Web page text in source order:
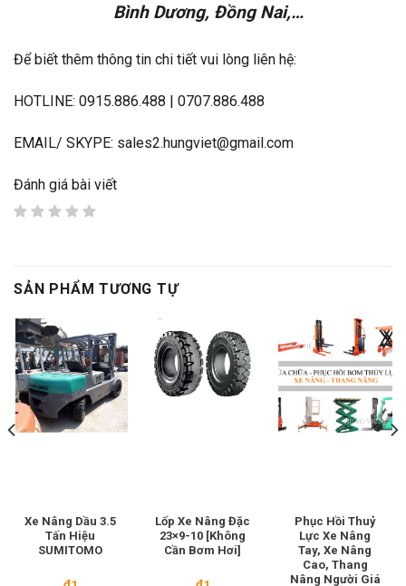
Bình Dương, Đồng Nai,…
Để biết thêm thông tin chi tiết vui lòng liên hệ:
HOTLINE: 0915.886.488 | 0707.886.488
EMAIL/ SKYPE: sales2.hungviet@gmail.com
Đánh giá bài viết
SẢN PHẨM TƯƠNG TỰ
Xe Nâng Dầu 3.5
Tấn Hiệu
SUMITOMO
Lốp Xe Nâng Đặc
23×9-10 [Không
Cần Bơm Hơi]
Phục Hồi Thuỷ
Lực Xe Nâng
Tay, Xe Nâng
Cao, Thang
Nâng Người Giá